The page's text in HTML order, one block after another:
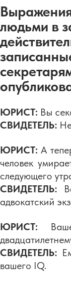
людьми в
ЮРИСТ: Вы
СВИДЕТЕЛЬ:
ЮРИСТ: А
человек
следующего
СВИДЕТЕЛЬ:
адвокатский
ЮРИСТ:
СВИДЕТЕЛЬ:
вашего IQ.